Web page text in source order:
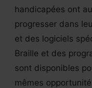
handicapées ont
progresser dans
et des logiciels
Braille et des
sont disponibles
mêmes